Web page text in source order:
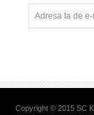
Copyright © 2015 SC